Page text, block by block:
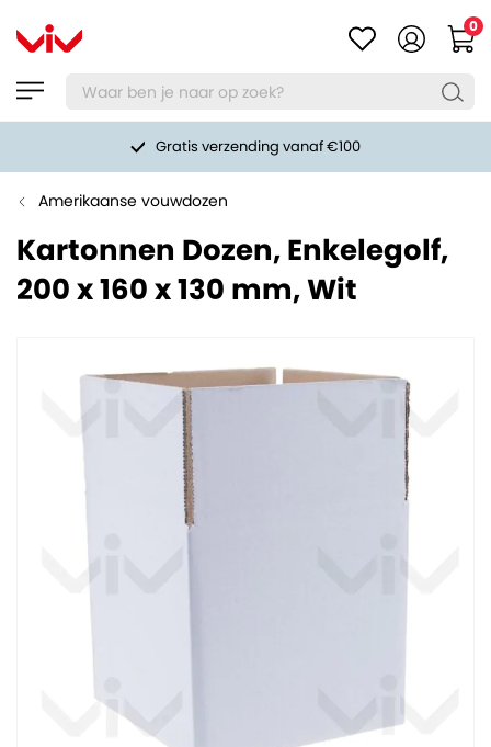
0
Gratis verzending vanaf €100
Amerikaanse vouwdozen
Kartonnen Dozen, Enkelegolf,
200 x 160 x 130 mm, Wit